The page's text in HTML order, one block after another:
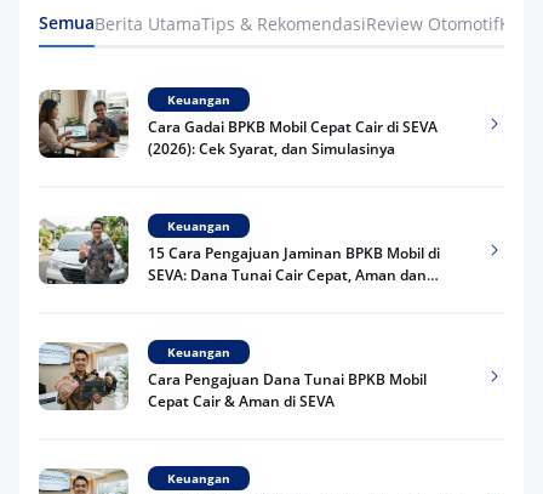
SemuaBerita UtamaTips & RekomendasiReview Otomotif
Keuangan
Cara Gadai BPKB Mobil Cepat Cair di SEVA
(2026): Cek Syarat, dan Simulasinya
Keuangan
15 Cara Pengajuan Jaminan BPKB Mobil di
SEVA: Dana Tunai Cair Cepat, Aman dan
Keuangan
Cara Pengajuan Dana Tunai BPKB Mobil
Cepat Cair & Aman di SEVA
Keuangan